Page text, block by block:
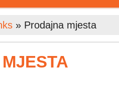
» Prodajna mjesta